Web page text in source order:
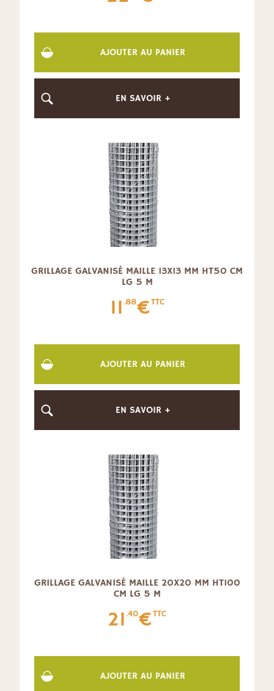
AJOUTER AU PANIER
EN SAVOIR +
GRILLAGE GALVANISÉ MAILLE 13X13 MM HT50 CM
LG 5 M
11.88€TTC
AJOUTER AU PANIER
EN SAVOIR +
GRILLAGE GALVANISÉ MAILLE 20X20 MM HT100
CM LG 5 M
21.40€TTC
AJOUTER AU PANIER